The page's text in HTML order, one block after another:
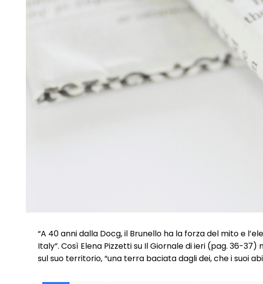
“A 40 anni dalla Docg, il Brunello ha la forza del mito e
Italy”. Così Elena Pizzetti su Il Giornale di ieri (pag. 36-
sul suo territorio, “una terra baciata dagli dei, che i suoi